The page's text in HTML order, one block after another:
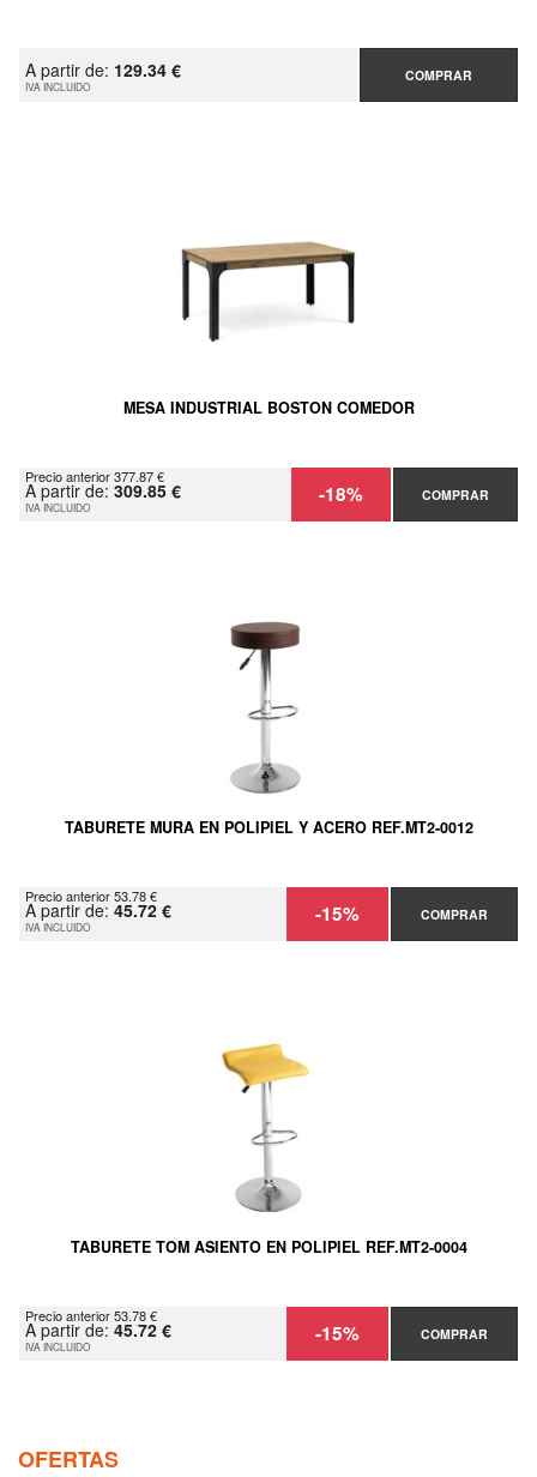
A partir de: 129.34 €
IVA INCLUIDO
COMPRAR
MESA INDUSTRIAL BOSTON COMEDOR
Precio anterior 377.87 €
A partir de: 309.85 €
IVA INCLUIDO -18% COMPRAR
TABURETE MURA EN POLIPIEL Y ACERO REF.MT2-0012
Precio anterior 53.78 €
A partir de: 45.72 €
IVA INCLUIDO -15% COMPRAR
TABURETE TOM ASIENTO EN POLIPIEL REF.MT2-0004
Precio anterior 53.78 €
A partir de: 45.72 €
IVA INCLUIDO -15% COMPRAR
OFERTAS